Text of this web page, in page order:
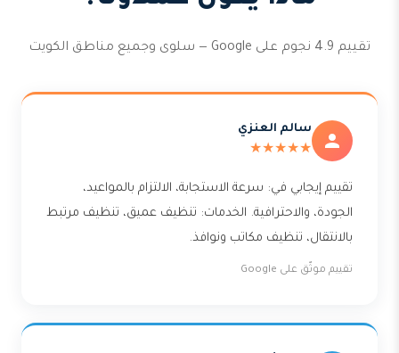
تقييم 4.9 نجوم على Google — سلوى وجميع مناطق الكويت
سالم العنزي
★★★★★
تقييم إيجابي في: سرعة الاستجابة، الالتزام بالمواعيد،
الجودة، والاحترافية. الخدمات: تنظيف عميق، تنظيف مرتبط
بالانتقال، تنظيف مكاتب ونوافذ.
تقييم موثّق على Google